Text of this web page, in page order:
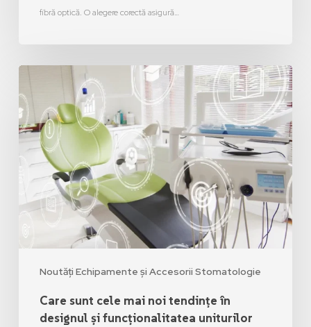
fibră optică. O alegere corectă asigură…
Noutăți Echipamente și Accesorii Stomatologie
Care sunt cele mai noi tendințe în
designul și funcționalitatea uniturilor